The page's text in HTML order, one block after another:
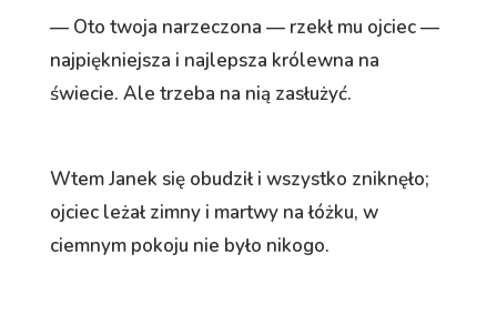
— Oto twoja narzeczona — rzekł mu ojciec —
najpiękniejsza i najlepsza królewna na
świecie. Ale trzeba na nią zasłużyć.
Wtem Janek się obudził i wszystko zniknęło;
ojciec leżał zimny i martwy na łóżku, w
ciemnym pokoju nie było nikogo.